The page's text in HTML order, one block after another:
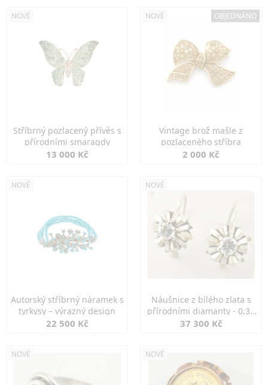
NOVÉ
Stříbrný pozlacený přívěs s
přírodními smaragdy
13 000 Kč
NOVÉ OBJEDNÁNO
Vintage brož mašle z
pozlaceného stříbra
2 000 Kč
NOVÉ
Autorský stříbrný náramek s
tyrkysy – výrazný design
22 500 Kč
NOVÉ
Náušnice z bílého zlata s
přírodními diamanty - 0,30
ct
37 300 Kč
NOVÉ NOVÉ